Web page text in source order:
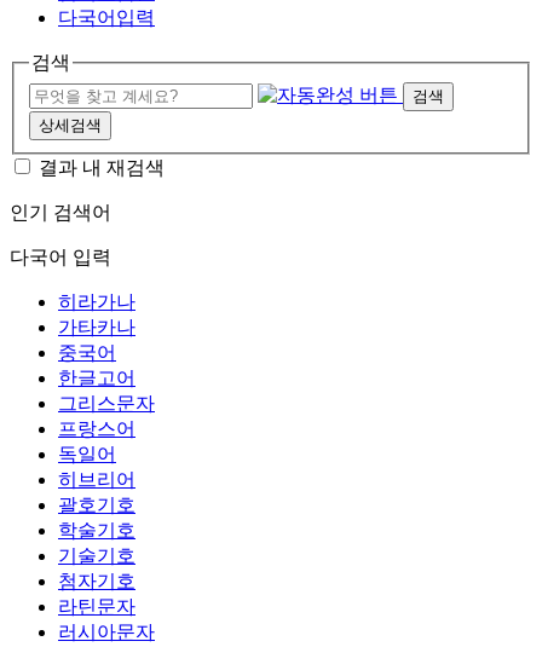
다국어입력
검색
검색
상세검색
결과 내 재검색
인기 검색어
다국어 입력
히라가나
가타카나
중국어
한글고어
그리스문자
프랑스어
독일어
히브리어
괄호기호
학술기호
기술기호
첨자기호
라틴문자
러시아문자